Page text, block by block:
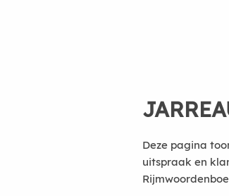
Deze pagina
uitspraak en